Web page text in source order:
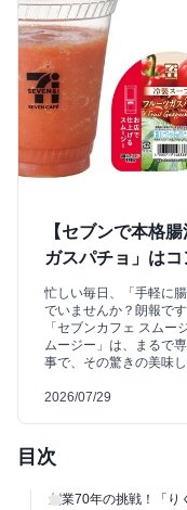
【セブンで本格
ガスパチョ」は
忙しい毎日、「手軽に
でいませんか？朗報で
「セブンカフェ スム
ムージー」は、まるで
事で、その驚きの美味
2026/07/29
目次
創業70年の挑戦！「り